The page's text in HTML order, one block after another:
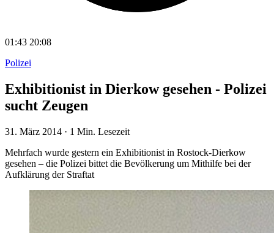
01:43 20:08
Polizei
Exhibitionist in Dierkow gesehen - Polizei
sucht Zeugen
31. März 2014 · 1 Min. Lesezeit
Mehrfach wurde gestern ein Exhibitionist in Rostock-Dierkow
gesehen – die Polizei bittet die Bevölkerung um Mithilfe bei der
Aufklärung der Straftat